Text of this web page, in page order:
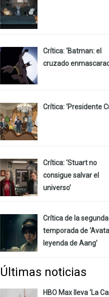
Crítica: ‘Batman: el
cruzado
Crítica: ‘Presidente
Crítica: ‘Stuart no
consigue salvar el
universo’
Crítica de la segunda
temporada de
leyenda de Aang’
Últimas noticias
HBO Max lleva ‘La